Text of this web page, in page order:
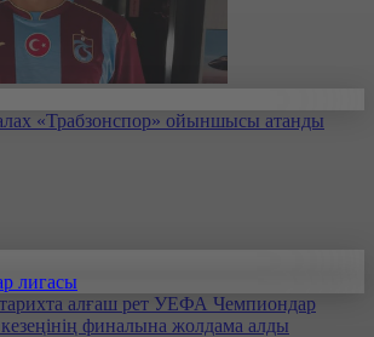
«Трабзонспор» ойыншысы атанды
лигасы
алғаш рет УЕФА Чемпиондар
финалына жолдама алды